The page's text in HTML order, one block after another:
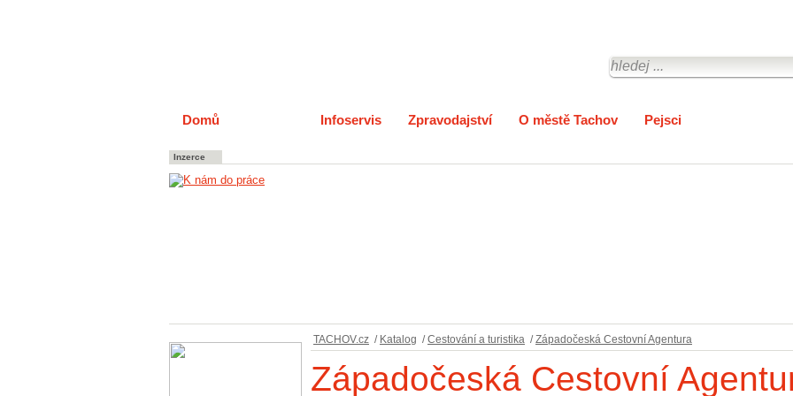
Domů Infoservis Zpravodajství O městě Tachov Pejsci
Inzerce
TACHOV.cz / Katalog / Cestování a turistika / Západočeská Cestovní Agentura
Západočeská Cestovní